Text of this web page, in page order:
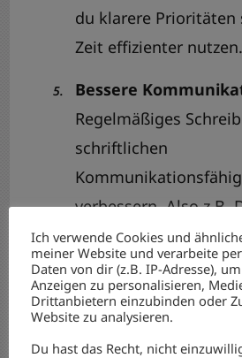
du klarere Prioritäten
Zeit effizienter nutzen.
Bessere
Regelmäßiges
schriftlichen
verbessern. Also z.B.
klarer strukturiert
machen. Das führt
weniger Nachfragen
So kannst du
Ich verwende Cookies und
meiner Website und verarbeite
Daten von dir (z.B. IP-Adresse),
Anzeigen zu personalisieren,
Drittanbietern einzubinden oder
Website zu analysieren.
Du hast das Recht, nicht